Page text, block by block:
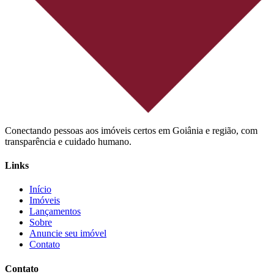
Conectando pessoas aos imóveis certos em Goiânia e região, com
transparência e cuidado humano.
Links
Início
Imóveis
Lançamentos
Sobre
Anuncie seu imóvel
Contato
Contato